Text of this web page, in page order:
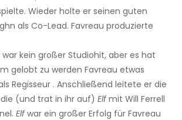
Wieder holte er seinen guten
als Co-Lead. Favreau produzierte
war kein großer Studiohit, aber es hat
gelobt zu werden Favreau etwas
Regisseur . Anschließend leitete er die
(und trat in ihr auf) Elfmit Will Ferrell
Elfwar ein großer Erfolg für Favreau